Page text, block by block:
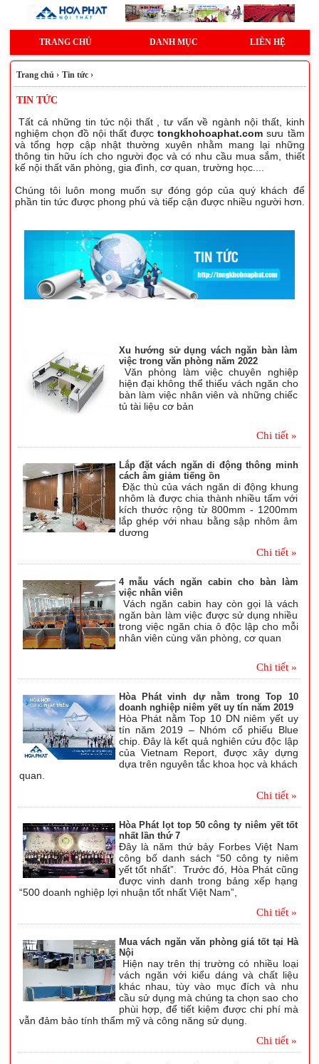
TRANG CHỦ DANH MỤC LIÊN HỆ
Trang chủ › Tin tức ›
TIN TỨC
Tất cả những tin tức nội thất, tư vấn về ngành nội thất, kinh
nghiệm chọn đồ nội thất đượctongkhohoaphat.com sưu tầm
và tổng hợp cập nhật thường xuyên nhằm mang lại những
thông tin hữu ích cho người đọc và có nhu cầu mua sắm, thiết
kế nội thất văn phòng, gia đình, cơ quan, trường học....
Chúng tôi luôn mong muốn sự đóng góp của quý khách để
phần tin tức được phong phú và tiếp cận được nhiều người hơn.
Xu hướng sử dụng vách ngăn bàn làm
việc trong văn phòng năm 2022
Văn phòng làm việc chuyên nghiệp
hiện đại không thể thiếu vách ngăn cho
bàn làm việc nhân viên và những chiếc
tủ tài liệu cơ bản
Chi tiết »
Lắp đặt vách ngăn di động thông minh
cách âm giảm tiếng ồn
Đặc thù của vách ngăn di động khung
nhôm là được chia thành nhiều tấm với
kích thước rộng từ 800mm - 1200mm
lắp ghép với nhau bằng sập nhôm âm
dương
Chi tiết »
4 mẫu vách ngăn cabin cho bàn làm
việc nhân viên
Vách ngăn cabin hay còn gọi là vách
ngăn bàn làm việc được sử dụng nhiều
trong việc ngăn chia ô độc lập cho mỗi
nhân viên cùng văn phòng, cơ quan
Chi tiết »
Hòa Phát vinh dự nằm trong Top 10
doanh nghiệp niêm yết uy tín năm 2019
Hòa Phát nằm Top 10 DN niêm yết uy
tín năm 2019 – Nhóm cổ phiếu Blue
chip. Đây là kết quả nghiên cứu độc lập
của Vietnam Report, được xây dựng
dựa trên nguyên tắc khoa học và khách
quan.
Chi tiết »
Hòa Phát lọt top 50 công ty niêm yết tốt
nhất lần thứ 7
Đây là năm thứ bảy Forbes Việt Nam
công bố danh sách “50 công ty niêm
yết tốt nhất”. Trước đó, Hòa Phát cũng
được vinh danh trong bảng xếp hạng
“500 doanh nghiệp lợi nhuận tốt nhất Việt Nam”,
Chi tiết »
Mua vách ngăn văn phòng giá tốt tại Hà
Nội
Hiện nay trên thị trường có nhiều loại
vách ngăn với kiểu dáng và chất liệu
khác nhau, tùy vào mục đích và nhu
cầu sử dụng mà chúng ta chọn sao cho
phùi hợp, để tiết kiệm được chi phí mà
vẫn đảm bảo tính thẩm mỹ và công năng sử dụng.
Chi tiết »